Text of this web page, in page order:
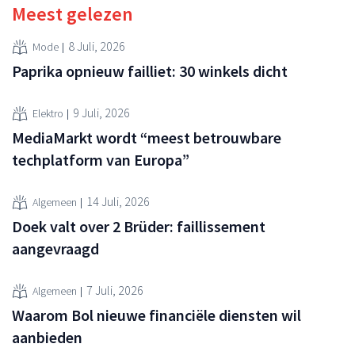
Meest gelezen
Mode 8 Juli, 2026
Paprika opnieuw failliet: 30 winkels dicht
Elektro 9 Juli, 2026
MediaMarkt wordt “meest betrouwbare
techplatform van Europa”
Algemeen 14 Juli, 2026
Doek valt over 2 Brüder: faillissement
aangevraagd
Algemeen 7 Juli, 2026
Waarom Bol nieuwe financiële diensten wil
aanbieden